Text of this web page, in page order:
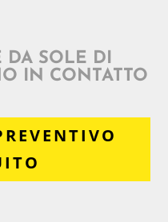
DA SOLE DI
IN CONTATTO